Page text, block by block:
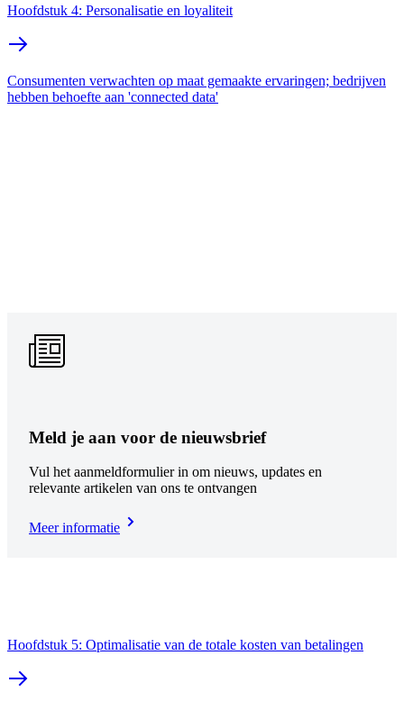
Hoofdstuk 4: Personalisatie en loyaliteit
Consumenten verwachten op maat gemaakte ervaringen; bedrijven
hebben behoefte aan 'connected data'
Meld je aan voor de nieuwsbrief
Vul het aanmeldformulier in om nieuws, updates en
relevante artikelen van ons te ontvangen
Meer informatie​
Hoofdstuk 5: Optimalisatie van de totale kosten van betalingen